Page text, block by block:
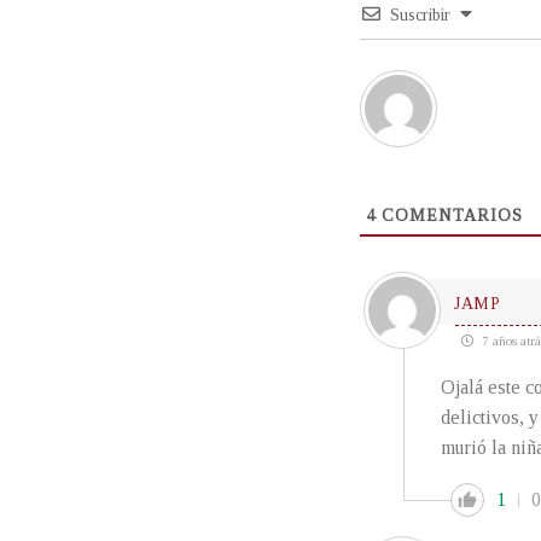
Suscribir
4COMENTARIOS
JAMP
7 años
Ojalá este
delictivos, y
murió la
1 0